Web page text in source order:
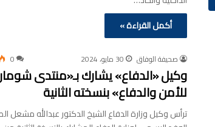
أكمل القراءة »
صحيفة الوفاق 30 مايو، 2024 0
وكيل «الدفاع» يشارك بـ«منتدى
للأمن والدفاع» بنسخته الثانية
ترأس وكيل وزارة الدفاع الشيخ الدكتور عبدالله مشعل